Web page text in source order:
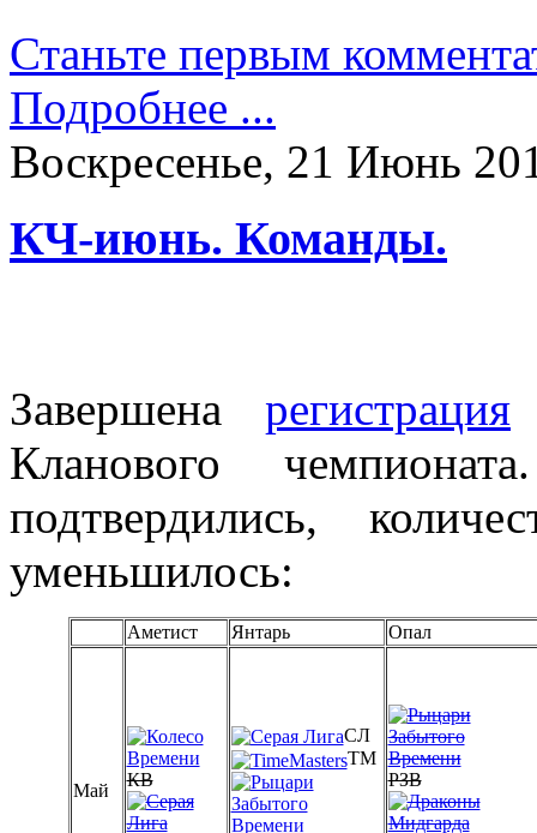
Станьте первым
Подробнее ...
Воскресенье, 21 Июнь
КЧ-июнь. Команды.
Завершена регистрация
Кланового
подтвердились,
уменьшилось:
Аметист Янтарь Опал
Май
КВ
СЛ
ТМ
РЗВ